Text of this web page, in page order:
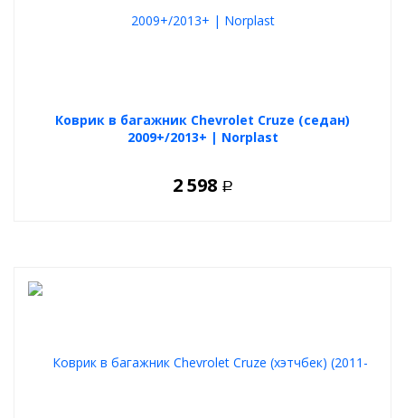
Коврик в багажник Chevrolet Cruze (седан)
2009+/2013+ | Norplast
2 598 Р